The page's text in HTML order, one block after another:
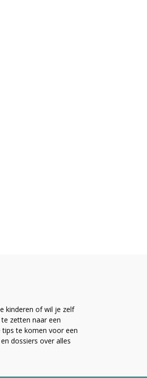
kinderen of wil je zelf
zetten naar een
te komen voor een
dossiers over alles